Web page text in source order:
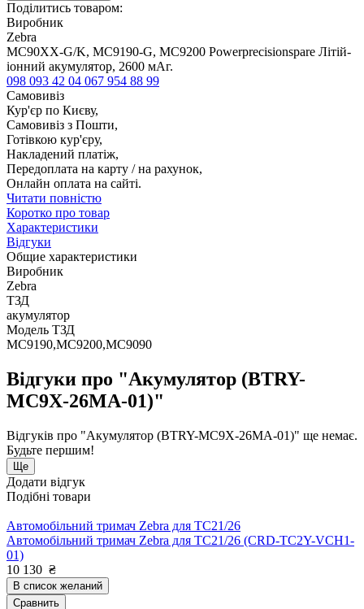
Поділитись товаром:
Виробник
Zebra
MC90XX-G/K, MC9190-G, MC9200 Powerprecisionspare Літій-
іонний акумулятор, 2600 мАг.
098 093 42 04 067 954 88 99
Самовивіз
Кур'єр по Києву,
Самовивіз з Пошти,
Готівкою кур'єру,
Накладений платіж,
Передоплата на карту / на рахунок,
Онлайн оплата на сайті.
Читати повністю
Коротко про товар
Характеристики
Відгуки
Общие характеристики
Виробник
Zebra
ТЗД
акумулятор
Модель ТЗД
MC9190,MC9200,MC9090
Відгуки про "Акумулятор (BTRY-
MC9X-26MA-01)"
Відгуків про "Акумулятор (BTRY-MC9X-26MA-01)" ще немає.
Будьте першим!
Ще
Додати відгук
Подібні товари
Автомобільний тримач Zebra для TC21/26
Автомобільний тримач Zebra для TC21/26 (CRD-TC2Y-VCH1-
01)
10 130 ₴
В список желаний
Сравнить